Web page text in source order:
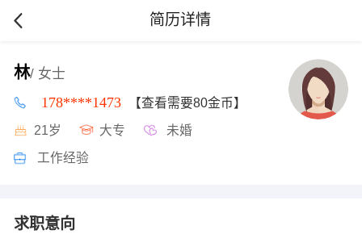
简历详情
林/ 女士
178****1473 【查看需要80金币】
21岁 大专 未婚
工作经验
求职意向